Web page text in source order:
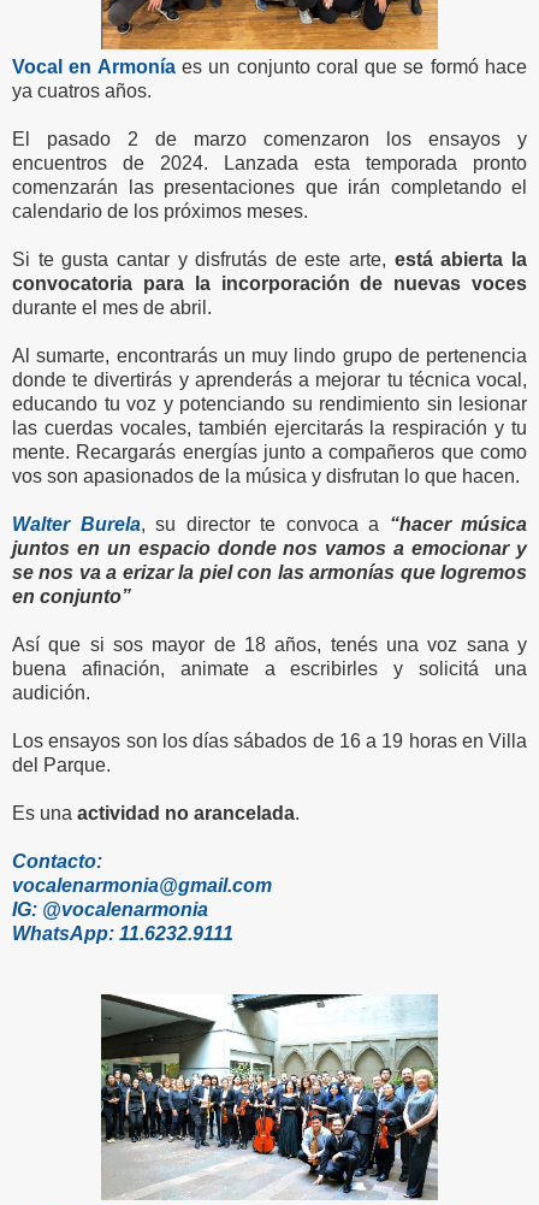
Vocal en Armoníaes un conjunto coral que se formó hace
ya cuatros años.
El pasado 2 de marzo comenzaron los ensayos y
encuentros de 2024. Lanzada esta temporada pronto
comenzarán las presentaciones que irán completando el
calendario de los próximos meses.
Si te gusta cantar y disfrutás de este arte, está abierta la
convocatoria para la incorporación de nuevas voces
durante el mes de abril.
Al sumarte, encontrarás un muy lindo grupo de pertenencia
donde te divertirás y aprenderás a mejorar tu técnica vocal,
educando tu voz y potenciando su rendimiento sin lesionar
las cuerdas vocales, también ejercitarás la respiración y tu
mente. Recargarás energías junto a compañeros que como
vos son apasionados de la música y disfrutan lo que hacen.
Walter Burela, su director te convoca a “hacer música
juntos en un espacio donde nos vamos a emocionar y
se nos va a erizar la piel con las armonías que logremos
en conjunto”
Así que si sos mayor de 18 años, tenés una voz sana y
buena afinación, animate a escribirles y solicitá una
audición.
Los ensayos son los días sábados de 16 a 19 horas en Villa
del Parque.
Es una actividad no arancelada.
Contacto:
vocalenarmonia@gmail.com
IG: @vocalenarmonia
WhatsApp: 11.6232.9111